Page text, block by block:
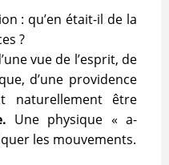
: qu’en était-il de la
?
vue de l’esprit, de
d’une providence
naturellement être
Une physique « a-
les mouvements.